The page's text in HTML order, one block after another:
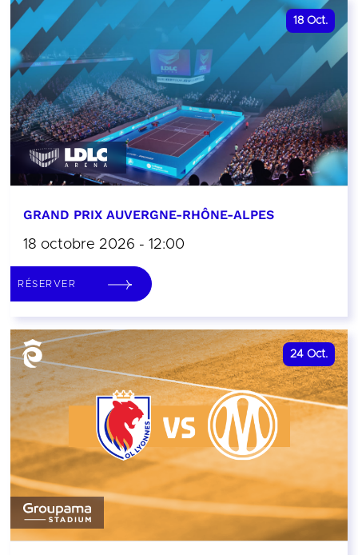
18 Oct.
GRAND PRIX AUVERGNE-RHÔNE-ALPES
18 octobre 2026 - 12:00
RÉSERVER
24 Oct.